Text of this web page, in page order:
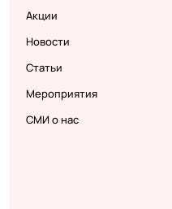
Акции
Новости
Статьи
Мероприятия
СМИ о нас